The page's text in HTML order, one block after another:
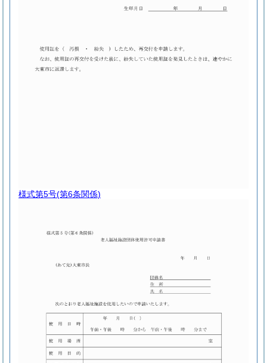
様式第5号(第6条関係)